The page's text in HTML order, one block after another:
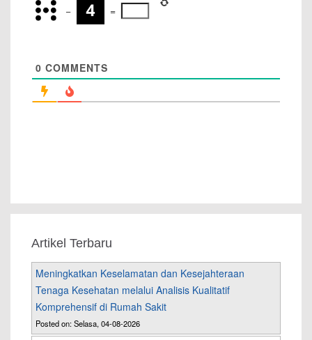
−
=
0 COMMENTS
Artikel Terbaru
Meningkatkan Keselamatan dan Kesejahteraan
Tenaga Kesehatan melalui Analisis Kualitatif
Komprehensif di Rumah Sakit
Posted on: Selasa, 04-08-2026